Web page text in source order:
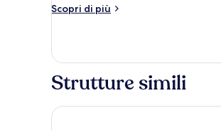
Scopri di più
Altri
Strutture simili
Kyriad ECO - Roissy - Airport